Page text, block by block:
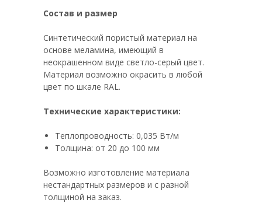
Состав и размер
Синтетический пористый материал на
основе меламина, имеющий в
неокрашенном виде светло-серый цвет.
Материал возможно окрасить в любой
цвет по шкале RAL.
Технические характеристики:
Теплопроводность: 0,035 Вт/м
Толщина: от 20 до 100 мм
Возможно изготовление материала
нестандартных размеров и с разной
толщиной на заказ.